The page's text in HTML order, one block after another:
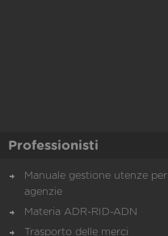
Professionisti
Manuale gestione utenze per
agenzie
Materia ADR-RID-ADN
Trasporto delle merci